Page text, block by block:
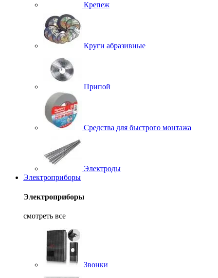
Крепеж
Круги абразивные
Припой
Средства для быстрого монтажа
Электроды
Электроприборы
Электроприборы
смотреть все
Звонки